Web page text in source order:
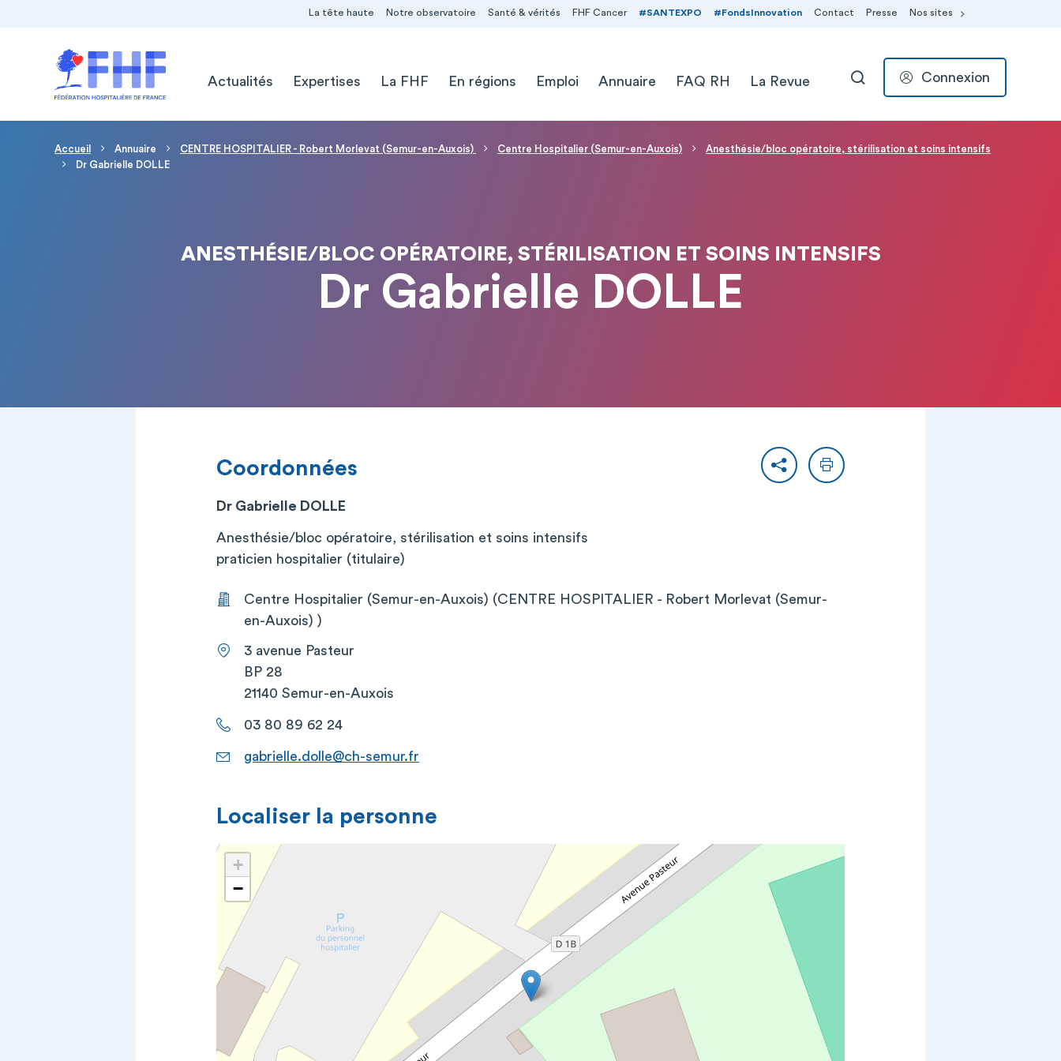
La tête haute Notre observatoire Santé & vérités FHF Cancer #SANTEXPO #FondsInnovation Contact Presse Nos sites
Actualités
Expertises La FHF En régions Emploi Annuaire FAQ RH La Revue RECHERCHER
Connexion
Fil d'Ariane
Accueil Annuaire CENTRE HOSPITALIER - Robert Morlevat (Semur-en-Auxois) Centre Hospitalier (Semur-en-Auxois)
Anesthésie/bloc opératoire, stérilisation et soins intensifs
Dr Gabrielle DOLLE
ANESTHÉSIE/BLOC OPÉRATOIRE, STÉRILISATION ET SOINS INTENSIFS
Dr Gabrielle DOLLE
PartagerImprimer
Coordonnées
Dr Gabrielle DOLLE
Anesthésie/bloc opératoire, stérilisation et soins intensifs
praticien hospitalier (titulaire)
Centre Hospitalier (Semur-en-Auxois) (CENTRE HOSPITALIER - Robert Morlevat (Semur-
en-Auxois) )
3 avenue Pasteur
BP 28
21140 Semur-en-Auxois
03 80 89 62 24
gabrielle.dolle@ch-semur.fr
Localiser la personne
+
−